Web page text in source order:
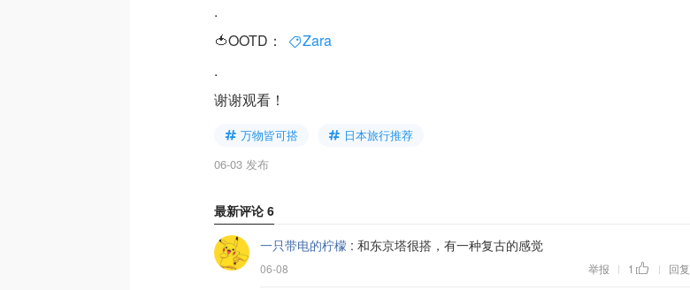
.
🍅OOTD：
Zara
.
谢谢观看！
万物皆可搭
日本旅行推荐
06-03 发布
最新评论 6
一只带电的柠檬 : 和东京塔很搭，有一种复古的感觉
06-08 举报 | 1 | 回复